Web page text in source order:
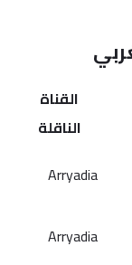
القناة
الناقلة
Arryadia
Arryadia